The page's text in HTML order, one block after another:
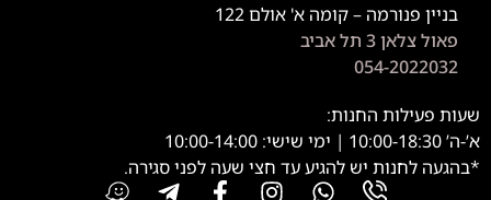
בניין פנורמה – קומה א' אולם 122
פאול צלאן 3 תל אביב
054-2022032
שעות פעילות החנות:
א’-ה’ 10:00-18:30 | ימי שישי: 10:00-14:00
*בהגעה לחנות יש להגיע עד חצי שעה לפני סגירה.